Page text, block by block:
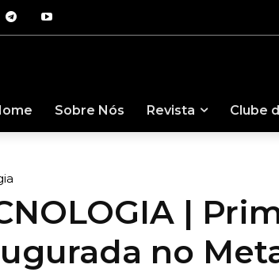
Sobre Nós Revista Clube
|
no